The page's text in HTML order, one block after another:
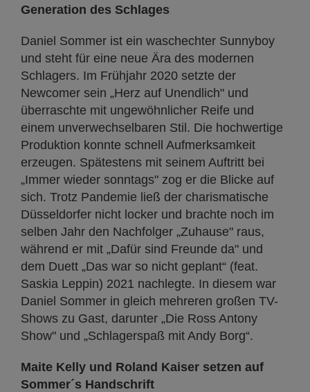
Generation des Schlages
Daniel Sommer ist ein waschechter Sunnyboy
und steht für eine neue Ära des modernen
Schlagers. Im Frühjahr 2020 setzte der
Newcomer sein „Herz auf Unendlich" und
überraschte mit ungewöhnlicher Reife und
einem unverwechselbaren Stil. Die hochwertige
Produktion konnte schnell Aufmerksamkeit
erzeugen. Spätestens mit seinem Auftritt bei
„Immer wieder sonntags" zog er die Blicke auf
sich. Trotz Pandemie ließ der charismatische
Düsseldorfer nicht locker und brachte noch im
selben Jahr den Nachfolger „Zuhause" raus,
während er mit „Dafür sind Freunde da" und
dem Duett „Das war so nicht geplant“ (feat.
Saskia Leppin) 2021 nachlegte. In diesem war
Daniel Sommer in gleich mehreren großen TV-
Shows zu Gast, darunter „Die Ross Antony
Show" und „Schlagerspaß mit Andy Borg“.
Maite Kelly und Roland Kaiser setzen auf
Sommer´s Handschrift